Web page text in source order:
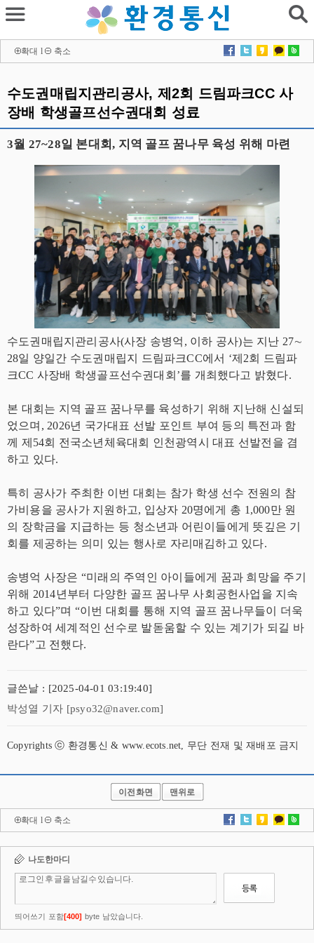
확대 l 축소
수도권매립지관리공사, 제2회 드림파크CC 사
장배 학생골프선수권대회 성료
3월 27~28일 본대회, 지역 골프 꿈나무 육성 위해 마련
수도권매립지관리공사(사장 송병억, 이하 공사)는 지난 27∼
28일 양일간 수도권매립지 드림파크CC에서 ‘제2회 드림파
크CC 사장배 학생골프선수권대회’를 개최했다고 밝혔다.
본 대회는 지역 골프 꿈나무를 육성하기 위해 지난해 신설되
었으며, 2026년 국가대표 선발 포인트 부여 등의 특전과 함
께 제54회 전국소년체육대회 인천광역시 대표 선발전을 겸
하고 있다.
특히 공사가 주최한 이번 대회는 참가 학생 선수 전원의 참
가비용을 공사가 지원하고, 입상자 20명에게 총 1,000만 원
의 장학금을 지급하는 등 청소년과 어린이들에게 뜻깊은 기
회를 제공하는 의미 있는 행사로 자리매김하고 있다.
송병억 사장은 “미래의 주역인 아이들에게 꿈과 희망을 주기
위해 2014년부터 다양한 골프 꿈나무 사회공헌사업을 지속
하고 있다”며 “이번 대회를 통해 지역 골프 꿈나무들이 더욱
성장하여 세계적인 선수로 발돋움할 수 있는 계기가 되길 바
란다”고 전했다.
글쓴날 : [2025-04-01 03:19:40]
박성열 기자 [psyo32@naver.com]
Copyrights ⓒ 환경통신 & www.ecots.net, 무단 전재 및 재배포 금지
이전화면 맨위로
확대 l 축소